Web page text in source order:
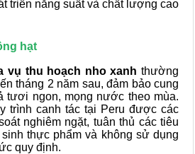
triển năng suất và chất lượng cao
hạt
vụ thu hoạch nho xanhthường
tháng 2 năm sau, đảm bảo cung
tươi ngon, mọng nước theo mùa.
trình canh tác tại Peru được các
nghiêm ngặt, tuân thủ các tiêu
thực phẩm và không sử dụng
quy định.